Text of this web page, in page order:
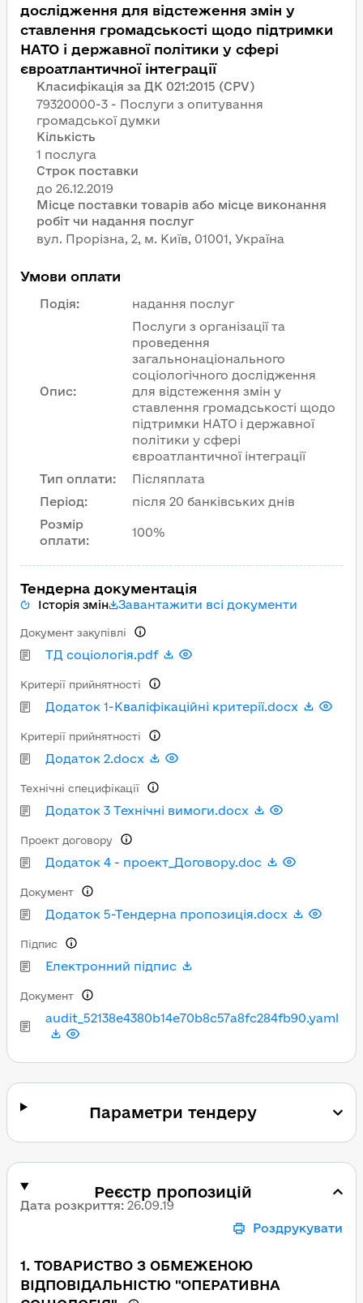
дослідження для відстеження змін у
ставлення громадськості щодо підтримки
НАТО і державної політики у сфері
євроатлантичної інтеграції
Класифікація за ДК 021:2015 (CPV)
79320000-3 - Послуги з опитування
громадської думки
Кількість
1 послуга
Строк поставки
Місце поставки товарів або місце виконання
робіт чи надання послуг
вул. Прорізна, 2, м. Київ, 01001, Україна
Умови оплати
Подія: надання послуг
Опис:
Послуги з організації та
проведення
загальнонаціонального
соціологічного дослідження
для відстеження змін у
ставлення громадськості щодо
підтримки НАТО і державної
політики у сфері
євроатлантичної інтеграції
Тип оплати:
Післяплата
Період:
після 20 банківських днів
Розмір
оплати:
100%
Тендерна документація
Історія змін Завантажити всі документи
ТД соціологія.pdf
Документ закупівлі
Додаток 1-Кваліфікаційні критерії.docx
Критерії прийнятності
Додаток 2.docx
Критерії прийнятності
Додаток 3 Технічні вимоги.docx
Технічні специфікації
Додаток 4 - проект_Договору.doc
Проект договору
Додаток 5-Тендерна пропозиція.docx
Документ
Електронний підпис
Підпис
audit_52138e4380b14e70b8c57a8fc284fb90.yaml
Документ
Параметри тендеру
Реєстр пропозицій
Дата розкриття: 26.09.19
Роздрукувати
1. ТОВАРИСТВО З ОБМЕЖЕНОЮ
ВІДПОВІДАЛЬНІСТЮ "ОПЕРАТИВНА